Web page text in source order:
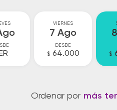
VIERNES
7 Ago
DESDE
$ 64.000 $
Ordenar por más